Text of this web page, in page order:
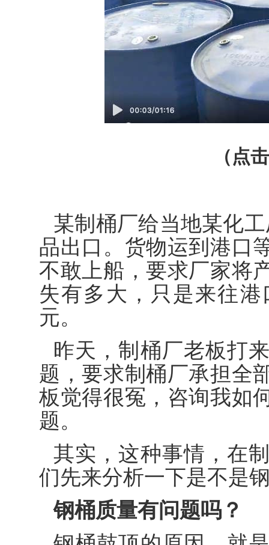
（点
某制桶厂给当地某化
品出口。货物运到港口
不敢上船，要求厂家将
失有多大，只是来往
元。
昨天，制桶厂老板打
题，要求制桶厂承担全
板觉得很冤，咨询我如
题。
其实，这种事情，在
们先来分析一下是不是
钢桶质量有问题吗？